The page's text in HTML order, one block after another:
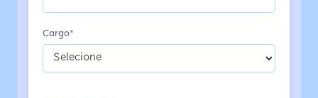
Cargo*